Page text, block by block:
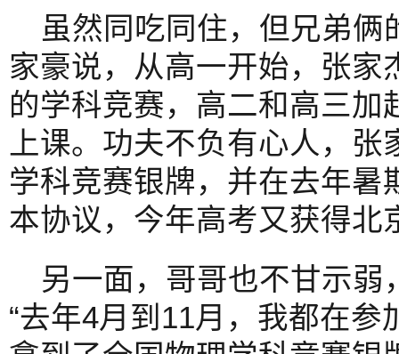
虽然同吃同住，但兄弟
家豪说，从高一开始，张家
的学科竞赛，高二和高三加
上课。功夫不负有心人，
学科竞赛银牌，并在去年暑
本协议，今年高考又获得北
另一面，哥哥也不甘示
“去年4月到11月，我都在